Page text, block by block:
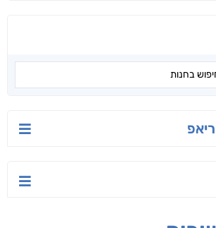
עו"ד מאלק חיר